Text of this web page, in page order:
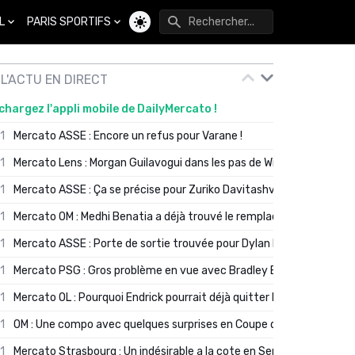
PARIS SPORTIFS
Changer de thème
L'ACTU EN DIRECT
l'appli mobile de DailyMercato !
Mercato ASSE : Encore un refus pour Varane !
Mercato Lens : Morgan Guilavogui dans les pas de Will Still ?
Mercato ASSE : Ça se précise pour Zuriko Davitashvili
Mercato OM : Medhi Benatia a déjà trouvé le remplaçant de Robinio
Mercato ASSE : Porte de sortie trouvée pour Dylan Batubinsika
Mercato PSG : Gros problème en vue avec Bradley Barcola ?
Mercato OL : Pourquoi Endrick pourrait déjà quitter Lyon en janvier
OM : Une compo avec quelques surprises en Coupe de France
Mercato Strasbourg : Un indésirable a la cote en Serie A